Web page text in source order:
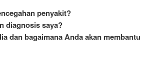
penyakit?
diagnosis saya?
dan bagaimana Anda akan membantu